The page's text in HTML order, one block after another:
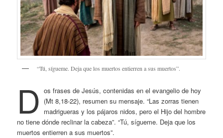
“Tú, sígueme. Deja que los muertos entierren a sus muertos”.
D os frases de Jesús, contenidas en el evangelio de hoy
(Mt 8,18-22), resumen su mensaje. “Las zorras tienen
madrigueras y los pájaros nidos, pero el Hijo del hombre
no tiene dónde reclinar la cabeza”. “Tú, sígueme. Deja que los
muertos entierren a sus muertos”.